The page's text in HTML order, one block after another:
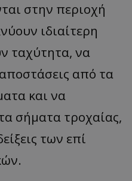
στην περιοχή
ιδιαίτερη
ταχύτητα, να
από τα
και να
σήματα τροχαίας,
των επί